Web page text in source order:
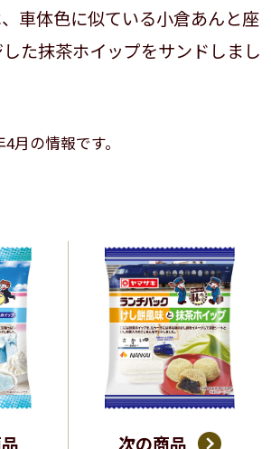
車体色に似ている小倉あんと座
た抹茶ホイップをサンドしまし
月の情報です。
次の商品